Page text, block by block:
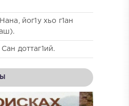
йог1у хьо г1ан
доттаг1ий.